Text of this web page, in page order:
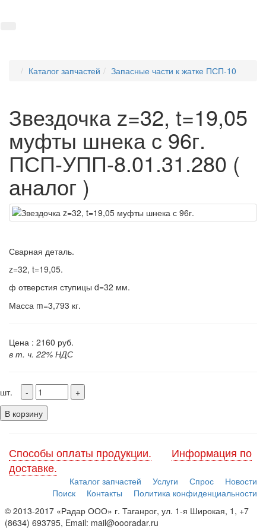
Каталог запчастей Запасные части к жатке ПСП-10
Звездочка z=32, t=19,05
муфты шнека с 96г.
ПСП-УПП-8.01.31.280 (
аналог )
Сварная деталь.
z=32, t=19,05.
ф отверстия ступицы d=32 мм.
Масса m=3,793 кг.
Цена : 2160 руб.
в т. ч. 22% НДС
шт.
В корзину
Способы оплаты продукции.
Информация по
доставке.
Каталог запчастей Услуги Спрос
Новости
Поиск
Контакты
Политика конфиденциальности
© 2013-2017 «Радар ООО» г. Таганрог, ул. 1-я Широкая, 1, +7
(8634) 693795, Email: mail@oooradar.ru